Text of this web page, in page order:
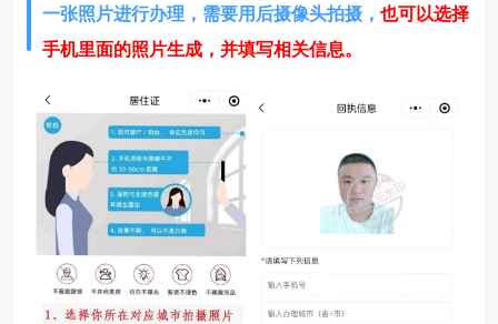
一张照片进行办理，需要用后摄像头拍摄，也可以选择
手机里面的照片生成，并填写相关信息。